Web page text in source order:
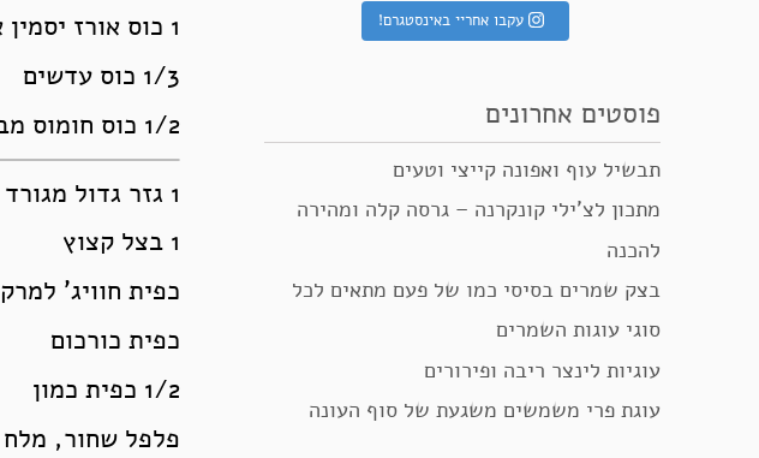
1 כוס אורז יסמין איכותי.
1/3 כוס עדשים
1/2 כוס חומוס מבושל
1 גזר גדול מגורד
1 בצל קצוץ
כפית חוויג' למרק
כפית כורכום
1/2 כפית כמון
פלפל שחור, מלח
עקבו אחריי באינסטגרם!
פוסטים אחרונים
תבשיל עוף ואפונה קייצי וטעים
מתכון לצ’ילי קונקרנה – גרסה קלה ומהירה
להכנה
בצק שמרים בסיסי כמו של פעם מתאים לכל
סוגי עוגות השמרים
עוגיות לינצר ריבה ופירורים
עוגת פרי משמשים משגעת של סוף העונה